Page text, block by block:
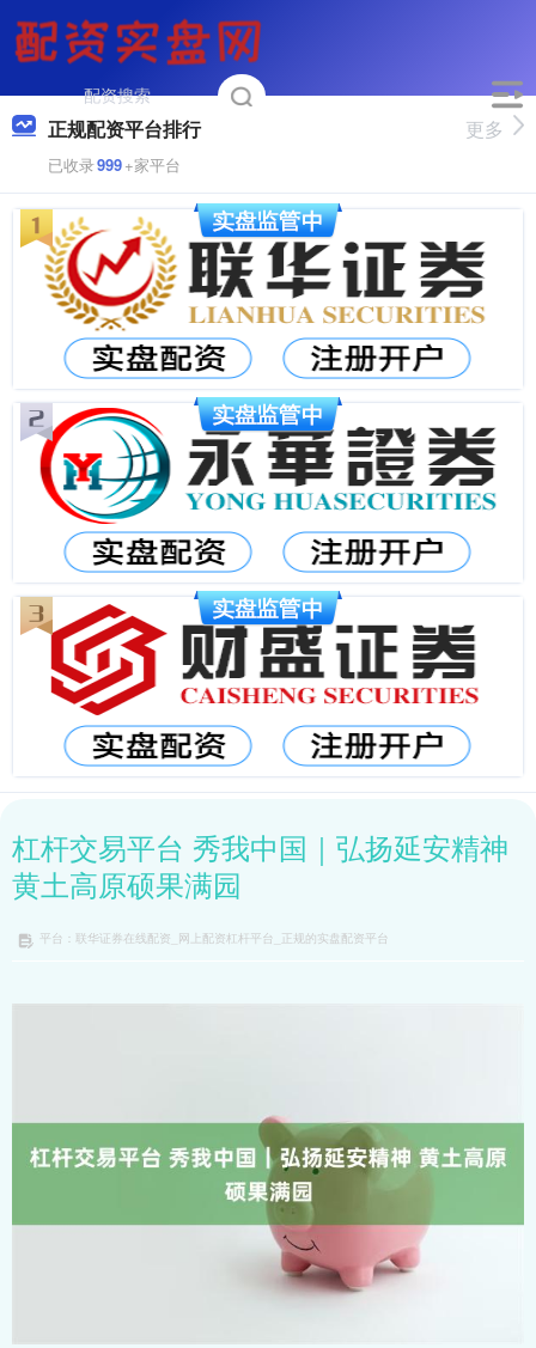
正规配资平台排行
已收录999+家平台
更多
杠杆交易平台 秀我中国｜弘扬延安精神
黄土高原硕果满园
平台：联华证券在线配资_网上配资杠杆平台_正规的实盘配资平台